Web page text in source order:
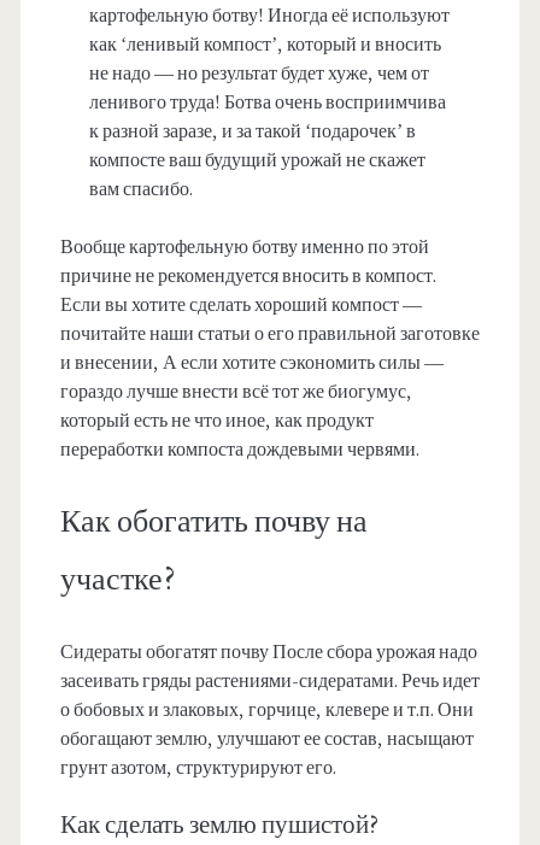
картофельную ботву! Иногда её используют
как ‘ленивый компост’, который и вносить
не надо — но результат будет хуже, чем от
ленивого труда! Ботва очень восприимчива
к разной заразе, и за такой ‘подарочек’ в
компосте ваш будущий урожай не скажет
вам спасибо.
Вообще картофельную ботву именно по этой
причине не рекомендуется вносить в компост.
Если вы хотите сделать хороший компост —
почитайте наши статьи о его правильной заготовке
и внесении, А если хотите сэкономить силы —
гораздо лучше внести всё тот же биогумус,
который есть не что иное, как продукт
переработки компоста дождевыми червями.
Как обогатить почву на
участке?
Сидераты обогатят почву После сбора урожая надо
засеивать гряды растениями-сидератами. Речь идет
о бобовых и злаковых, горчице, клевере и т.п. Они
обогащают землю, улучшают ее состав, насыщают
грунт азотом, структурируют его.
Как сделать землю пушистой?